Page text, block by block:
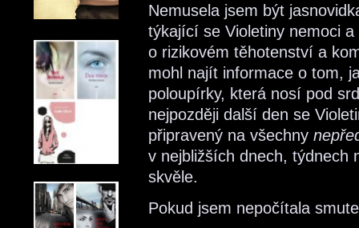
Nemusela jsem být
týkající se Violetiny nemoci
o rizikovém těhotenství a
mohl najít informace o tom,
poloupírky, která nosí pod
nejpozději další den se
připravený na všechny
v nejbližších dnech, týdnech
skvěle.
Pokud jsem nepočítala